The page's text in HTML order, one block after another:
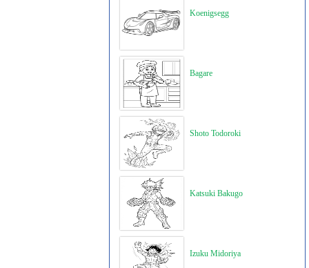
Koenigsegg
Bagare
Shoto Todoroki
Katsuki Bakugo
Izuku Midoriya